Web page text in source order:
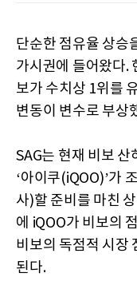
단순한 점유율 상승
가시권에 들어왔다.
보가 수치상 1위를
변동이 변수로 부상
SAG는 현재 비보
‘아이쿠(iQOO)’가
사)할 준비를 마친
에 iQOO가 비보의
비보의 독점적 시장
된다.